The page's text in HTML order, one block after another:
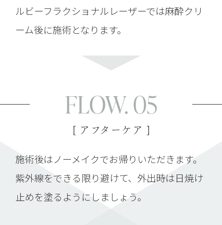
ルビーフラクショナルレーザーでは麻酔クリ
ーム後に施術となります。
FLOW. 05
[ アフターケア ]
施術後はノーメイクでお帰りいただきます。
紫外線をできる限り避けて、外出時は日焼け
止めを塗るようにしましょう。